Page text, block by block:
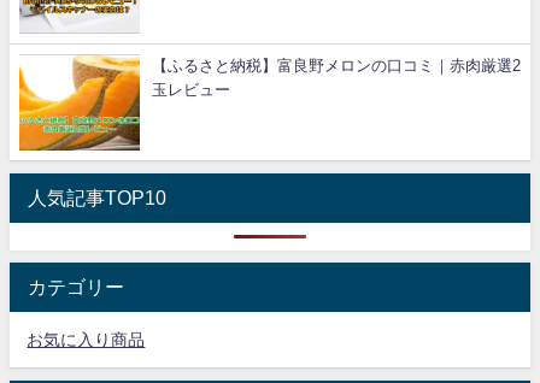
【ふるさと納税】富良野メロンの口コミ｜赤肉厳選2
玉レビュー
人気記事TOP10
カテゴリー
お気に入り商品